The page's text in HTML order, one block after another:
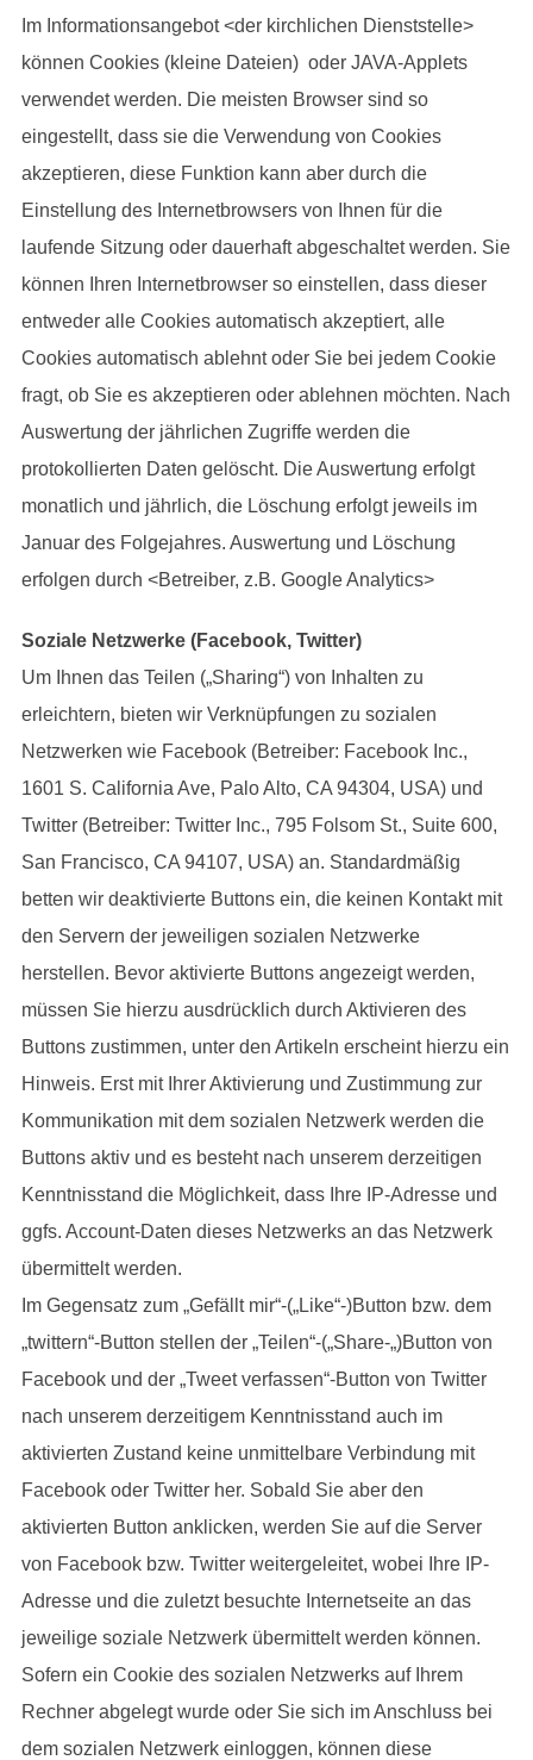
Im Informationsangebot <der kirchlichen Dienststelle>
können Cookies (kleine Dateien) oder JAVA-Applets
verwendet werden. Die meisten Browser sind so
eingestellt, dass sie die Verwendung von Cookies
akzeptieren, diese Funktion kann aber durch die
Einstellung des Internetbrowsers von Ihnen für die
laufende Sitzung oder dauerhaft abgeschaltet werden. Sie
können Ihren Internetbrowser so einstellen, dass dieser
entweder alle Cookies automatisch akzeptiert, alle
Cookies automatisch ablehnt oder Sie bei jedem Cookie
fragt, ob Sie es akzeptieren oder ablehnen möchten. Nach
Auswertung der jährlichen Zugriffe werden die
protokollierten Daten gelöscht. Die Auswertung erfolgt
monatlich und jährlich, die Löschung erfolgt jeweils im
Januar des Folgejahres. Auswertung und Löschung
erfolgen durch <Betreiber, z.B. Google Analytics>
Soziale Netzwerke (Facebook, Twitter)
Um Ihnen das Teilen („Sharing“) von Inhalten zu
erleichtern, bieten wir Verknüpfungen zu sozialen
Netzwerken wie Facebook (Betreiber: Facebook Inc.,
1601 S. California Ave, Palo Alto, CA 94304, USA) und
Twitter (Betreiber: Twitter Inc., 795 Folsom St., Suite 600,
San Francisco, CA 94107, USA) an. Standardmäßig
betten wir deaktivierte Buttons ein, die keinen Kontakt mit
den Servern der jeweiligen sozialen Netzwerke
herstellen. Bevor aktivierte Buttons angezeigt werden,
müssen Sie hierzu ausdrücklich durch Aktivieren des
Buttons zustimmen, unter den Artikeln erscheint hierzu ein
Hinweis. Erst mit Ihrer Aktivierung und Zustimmung zur
Kommunikation mit dem sozialen Netzwerk werden die
Buttons aktiv und es besteht nach unserem derzeitigen
Kenntnisstand die Möglichkeit, dass Ihre IP-Adresse und
ggfs. Account-Daten dieses Netzwerks an das Netzwerk
übermittelt werden.
Im Gegensatz zum „Gefällt mir“-(„Like“-)Button bzw. dem
„twittern“-Button stellen der „Teilen“-(„Share-„)Button von
Facebook und der „Tweet verfassen“-Button von Twitter
nach unserem derzeitigem Kenntnisstand auch im
aktivierten Zustand keine unmittelbare Verbindung mit
Facebook oder Twitter her. Sobald Sie aber den
aktivierten Button anklicken, werden Sie auf die Server
von Facebook bzw. Twitter weitergeleitet, wobei Ihre IP-
Adresse und die zuletzt besuchte Internetseite an das
jeweilige soziale Netzwerk übermittelt werden können.
Sofern ein Cookie des sozialen Netzwerks auf Ihrem
Rechner abgelegt wurde oder Sie sich im Anschluss bei
dem sozialen Netzwerk einloggen, können diese